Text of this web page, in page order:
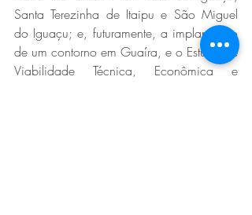
Santa Terezinha de Itaipu e São Miguel
do Iguaçu; e, futuramente, a implantação
de um contorno em Guaíra, e o Estudo de
Viabilidade Técnica, Econômica e